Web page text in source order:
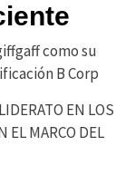
como su
B Corp​
EN LOS
EL MARCO DEL